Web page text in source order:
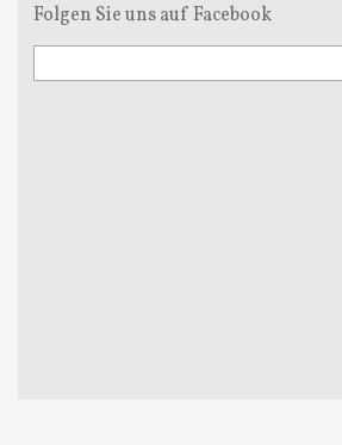
Folgen Sie uns auf Facebook